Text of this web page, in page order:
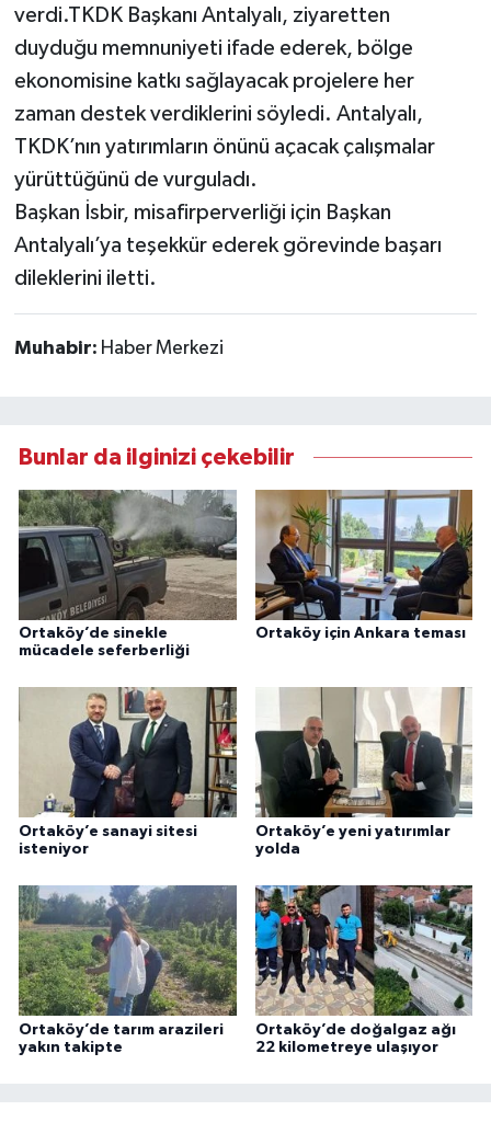
verdi.TKDK Başkanı Antalyalı, ziyaretten
duyduğu memnuniyeti ifade ederek, bölge
ekonomisine katkı sağlayacak projelere her
zaman destek verdiklerini söyledi. Antalyalı,
TKDK’nın yatırımların önünü açacak çalışmalar
yürüttüğünü de vurguladı.
Başkan İsbir, misafirperverliği için Başkan
Antalyalı’ya teşekkür ederek görevinde başarı
dileklerini iletti.
Muhabir: Haber Merkezi
Bunlar da ilginizi çekebilir
Ortaköy’de sinekle
mücadele seferberliği
Ortaköy için Ankara teması
Ortaköy’e sanayi sitesi
isteniyor
Ortaköy’e yeni yatırımlar
yolda
Ortaköy’de tarım arazileri
yakın takipte
Ortaköy’de doğalgaz ağı
22 kilometreye ulaşıyor